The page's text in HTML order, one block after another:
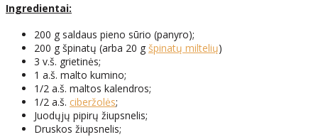
Ingredientai:
200 g saldaus pieno sūrio (panyro);
200 g špinatų (arba 20 g špinatų miltelių)
3 v.š. grietinės;
1 a.š. malto kumino;
1/2 a.š. maltos kalendros;
1/2 a.š. ciberžolės;
Juodųjų pipirų žiupsnelis;
Druskos žiupsnelis;